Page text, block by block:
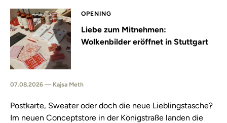
OPENING
Liebe zum Mitnehmen:
Wolkenbilder eröffnet in Stuttgart
07.08.2026 — Kajsa Meth
Postkarte, Sweater oder doch die neue Lieblingstasche?
Im neuen Conceptstore in der Königstraße landen die